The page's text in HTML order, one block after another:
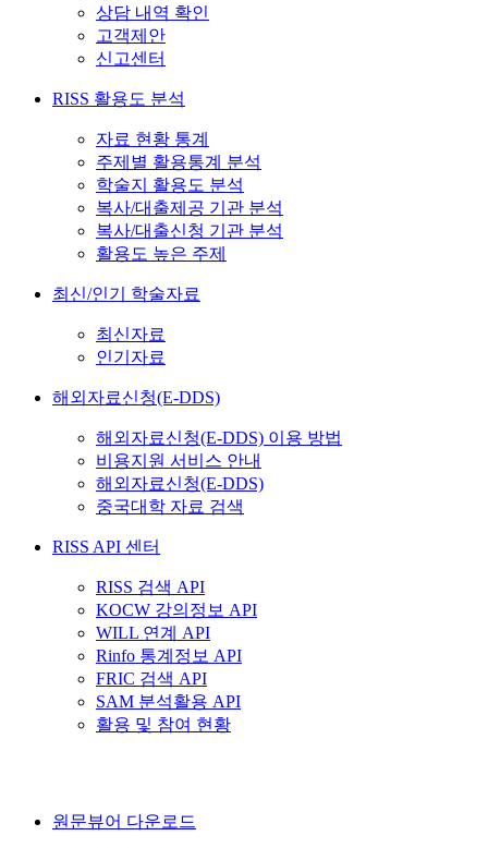
상담 내역 확인
고객제안
신고센터
RISS 활용도 분석
자료 현황 통계
주제별 활용통계 분석
학술지 활용도 분석
복사/대출제공 기관 분석
복사/대출신청 기관 분석
활용도 높은 주제
최신/인기 학술자료
최신자료
인기자료
해외자료신청(E-DDS)
해외자료신청(E-DDS) 이용 방법
비용지원 서비스 안내
해외자료신청(E-DDS)
중국대학 자료 검색
RISS API 센터
RISS 검색 API
KOCW 강의정보 API
WILL 연계 API
Rinfo 통계정보 API
FRIC 검색 API
SAM 분석활용 API
활용 및 참여 현황
원문뷰어 다운로드